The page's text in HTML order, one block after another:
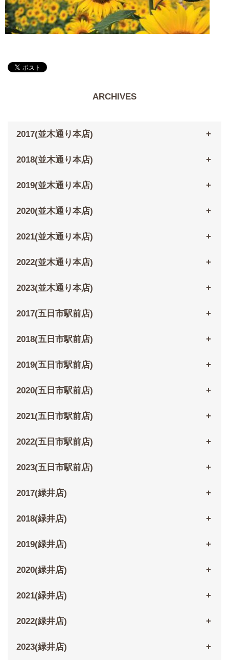
ARCHIVES
2017(並木通り本店)
2018(並木通り本店)
2019(並木通り本店)
2020(並木通り本店)
2021(並木通り本店)
2022(並木通り本店)
2023(並木通り本店)
2017(五日市駅前店)
2018(五日市駅前店)
2019(五日市駅前店)
2020(五日市駅前店)
2021(五日市駅前店)
2022(五日市駅前店)
2023(五日市駅前店)
2017(緑井店)
2018(緑井店)
2019(緑井店)
2020(緑井店)
2021(緑井店)
2022(緑井店)
2023(緑井店)